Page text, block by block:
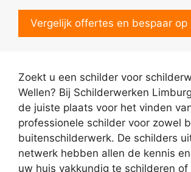
Vergelijk offertes en bespaar op
Zoekt u een schilder voor
Wellen? Bij Schilderwerken
de juiste plaats voor het vinden
professionele schilder voor zowel
buitenschilderwerk. De schilders
netwerk hebben allen de kennis
uw huis vakkundig te schilderen of